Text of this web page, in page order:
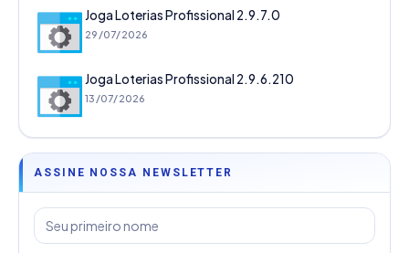
Joga Loterias Profissional 2.9.7.0
29/07/2026
Joga Loterias Profissional 2.9.6.210
13/07/2026
ASSINE NOSSA NEWSLETTER